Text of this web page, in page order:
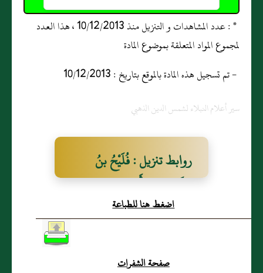
* : عدد المشاهدات و التنزيل منذ 10/12/2013 ، هذا العدد
لمجموع المواد المتعلقة بموضوع المادة
- تم تسجيل هذه المادة بالموقع بتاريخ : 10/12/2013
سير أعلام النبلاء لشمس الدين الذهبي
روابط تنزيل : فُلَيْحُ بنُ
سُلَيْمَانَ بنِ أَبِي المُغِيْرَةِ بنِ
حُنَيْنٍ الخُزَاعِيُّ (ع)
اضغط هنا للطباعة
صفحة الشفرات